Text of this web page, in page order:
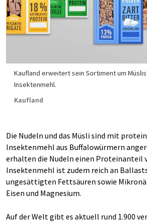
Kaufland erweitert sein Sortiment um
Insektenmehl.
Kaufland
Die Nudeln und das Müsli sind mit
Insektenmehl aus Buffalowürmern
erhalten die Nudeln einen Proteinanteil
Insektenmehl ist zudem reich an
ungesättigten Fettsäuren sowie
Eisen und Magnesium.
Auf der Welt gibt es aktuell rund 1.900